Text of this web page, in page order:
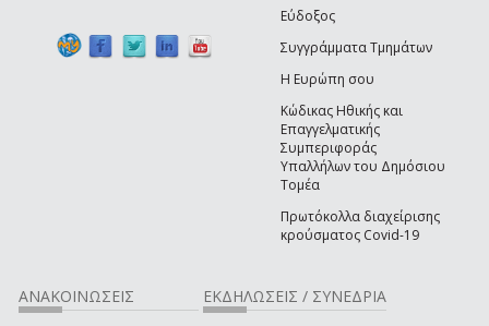
Εύδοξος
Συγγράμματα Τμημάτων
Η Ευρώπη σου
Κώδικας Ηθικής και
Επαγγελματικής
Συμπεριφοράς
Υπαλλήλων του Δημόσιου
Τομέα
Πρωτόκολλα διαχείρισης
κρούσματος Covid-19
ΑΝΑΚΟΙΝΩΣΕΙΣ ΕΚΔΗΛΩΣΕΙΣ / ΣΥΝΕΔΡΙΑ